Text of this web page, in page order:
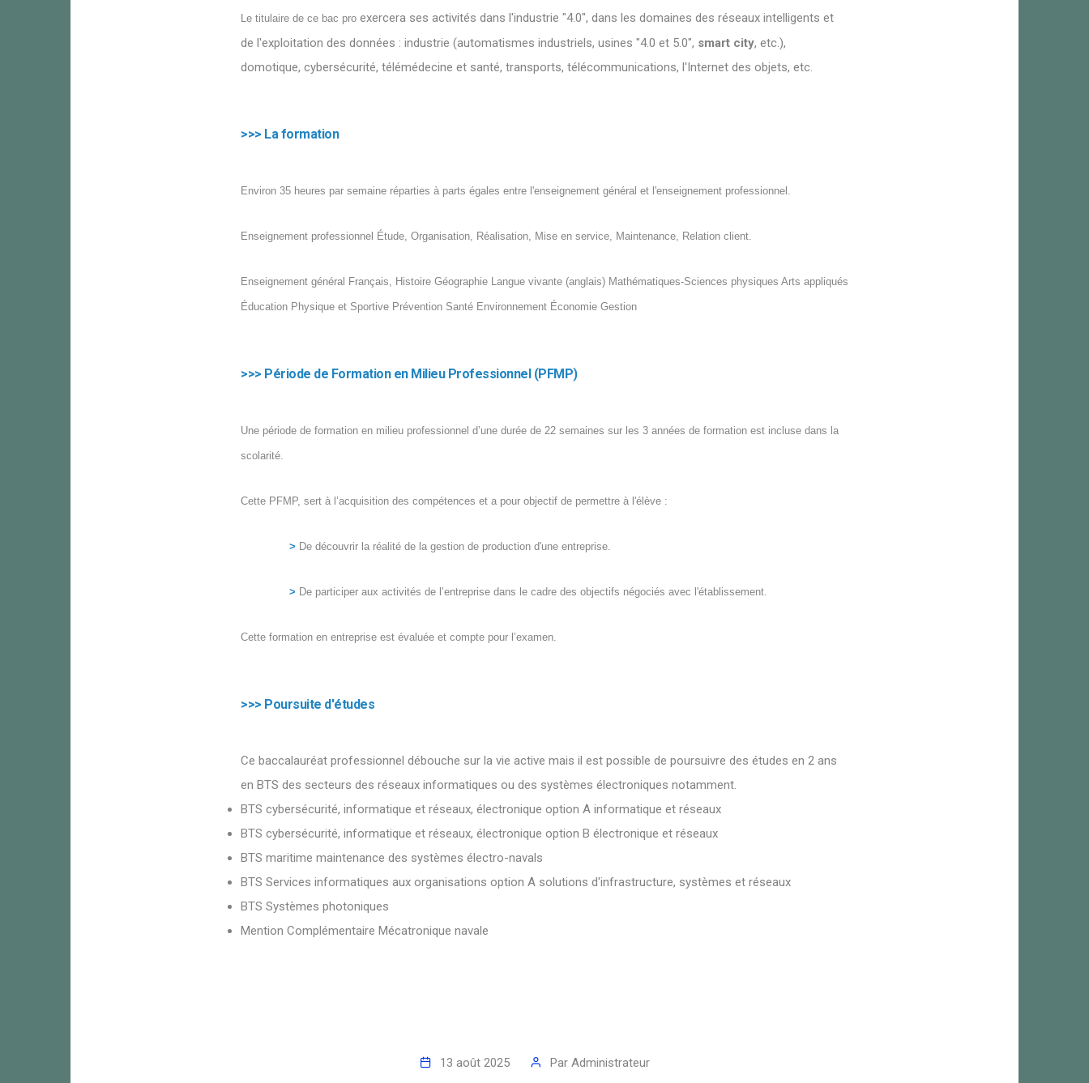
Le titulaire de ce bac pro exercera ses activités dans l'industrie "4.0", dans les domaines des réseaux intelligents et
de l'exploitation des données : industrie (automatismes industriels, usines "4.0 et 5.0", smart city, etc.),
domotique, cybersécurité, télémédecine et santé, transports, télécommunications, l'Internet des objets, etc.
>>> La formation
Environ 35 heures par semaine réparties à parts égales entre l'enseignement général et l'enseignement professionnel.
Enseignement professionnel Étude, Organisation, Réalisation, Mise en service, Maintenance, Relation client.
Enseignement général Français, Histoire Géographie Langue vivante (anglais) Mathématiques-Sciences physiques Arts appliqués
Éducation Physique et Sportive Prévention Santé Environnement Économie Gestion
>>> Période de Formation en Milieu Professionnel (PFMP)
Une période de formation en milieu professionnel d’une durée de 22 semaines sur les 3 années de formation est incluse dans la
scolarité.
Cette PFMP, sert à l’acquisition des compétences et a pour objectif de permettre à l'élève :
> De découvrir la réalité de la gestion de production d'une entreprise.
> De participer aux activités de l’entreprise dans le cadre des objectifs négociés avec l'établissement.
Cette formation en entreprise est évaluée et compte pour l’examen.
>>> Poursuite d'études
Ce baccalauréat professionnel débouche sur la vie active mais il est possible de poursuivre des études en 2 ans
en BTS des secteurs des réseaux informatiques ou des systèmes électroniques notamment.
BTS cybersécurité, informatique et réseaux, électronique option A informatique et réseaux
BTS cybersécurité, informatique et réseaux, électronique option B électronique et réseaux
BTS maritime maintenance des systèmes électro-navals
BTS Services informatiques aux organisations option A solutions d'infrastructure, systèmes et réseaux
BTS Systèmes photoniques
Mention Complémentaire Mécatronique navale
13 août 2025 Par Administrateur